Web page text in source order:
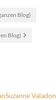
Blog)
Blog)
Suzanne Valadon